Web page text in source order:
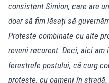
consistent Simion, care are
doar să fim lăsați să
Proteste combinate cu alte
reveni recurent. Deci, aici
ferestrele postului, că curg
proteste, cu oameni în